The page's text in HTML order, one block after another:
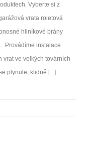
Vyberte si z
vrata roletová
hliníkové brány
Provádíme instalace
vrat ve velkých továrních
plynule, klidně [...]